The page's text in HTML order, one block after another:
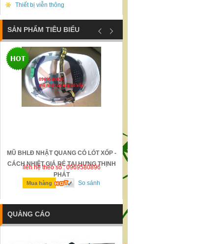
Thiết bị viễn thông
SẢN PHẨM TIÊU BIỂU
MŨ BHLĐ NHẬT QUANG CÓ LÓT XỐP -
CÁCH NHIỆT GIÁ RẺ TẠI HƯNG THỊNH
PHÁT
liên hệ theo số : 0969580896
Mua hàng So sánh
QUẢNG CÁO